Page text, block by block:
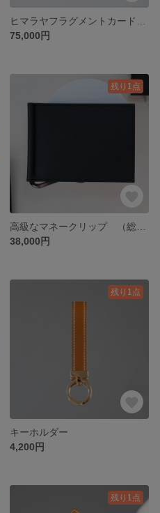
75,000円
残り1点
38,000円
残り1点
キーホルダー
4,200円
残り1点